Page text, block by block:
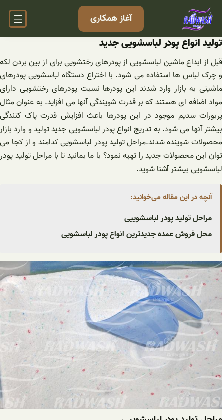
رفتن
آغاز همکاری
تولید انواع پودر لباسشویی جدید
قبل از ابداع ماشین لباسشویی از پودرهای رختشویی برای از بین بردن لکه
و چرک لباس ها استفاده می شود. با اختراع دستگاه لباسشویی پودرهای
ماشینی به بازار وارد شدند این پودرها نسبت پودرهای رختشویی دارای
مواد اضافه ای هستند که بر قدرت شویندگی آنها می افزاید. به عنوان مثال
پربورات سدیم موجود در این پودرها باعث افزایش قدرت پاک کنندگی
بیشتر آنها می شود. به تدریج انواع پودر لباسشویی جدید تولید و وارد بازار
محصولات شوینده شدند.مراحل تولید پودر لباسشویی کدامند و از کجا می
توان این محصولات جدید را تهیه نمود؟ با ما بمانید تا با مراحل تولید پودر
لباسشویی بیشتر آشنا شوید.
آنچه در این مقاله می‌خوانید:
مراحل تولید پودر لباسشوییی
محل فروش عمده جدیدترین انواع پودر لباسشویی